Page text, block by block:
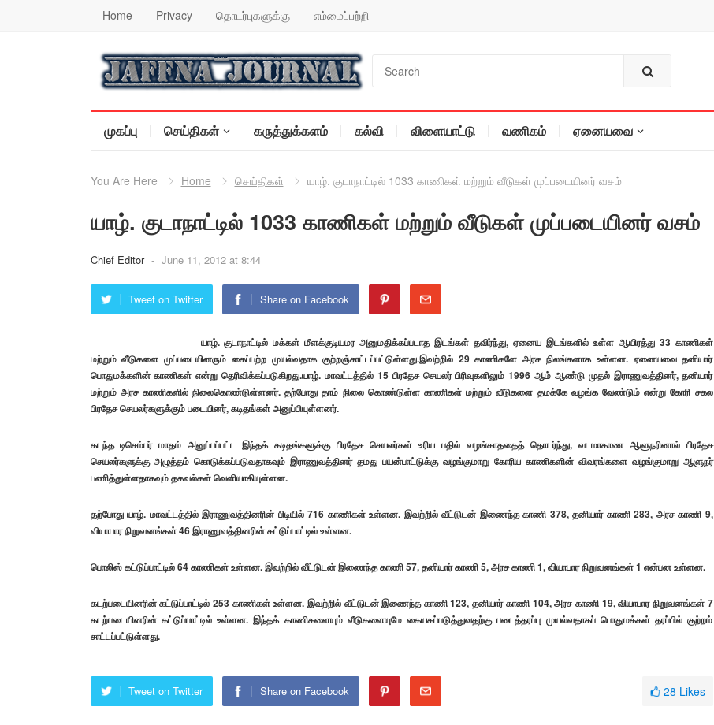
Home Privacy தொடர்புகளுக்கு எம்மைப்பற்றி
முகப்பு செய்திகள் கருத்துக்களம் கல்வி விளையாட்டு வணிகம் ஏனையவை
You Are Here Home செய்திகள் யாழ். குடாநாட்டில் 1033 காணிகள் மற்றும் வீடுகள் முப்படையினர் வசம்
யாழ். குடாநாட்டில் 1033 காணிகள் மற்றும் வீடுகள் முப்படையினர் வசம்
Chief Editor - June 11, 2012 at 8:44
Tweet on Twitter Share on Facebook
யாழ். குடாநாட்டில் மக்கள் மீளக்குடியமர அனுமதிக்கப்படாத இடங்கள் தவிர்ந்து, ஏனைய இடங்களில் உள்ள ஆயிரத்து 33 காணிகள்
மற்றும் வீடுகளை முப்படையினரும் கைப்பற்ற முயல்வதாக குற்றஞ்சாட்டப்பட்டுள்ளது.இவற்றில் 29 காணிகளே அரச நிலங்களாக உள்ளன. ஏனையவை தனியார்
பொதுமக்களின் காணிகள் என்று தெரிவிக்கப்படுகிறது.யாழ். மாவட்டத்தில் 15 பிரதேச செயலர் பிரிவுகளிலும் 1996 ஆம் ஆண்டு முதல் இராணுவத்தினர், தனியார்
மற்றும் அரச காணிகளில் நிலைகொண்டுள்ளனர். தற்போது தாம் நிலை கொண்டுள்ள காணிகள் மற்றும் வீடுகளை தமக்கே வழங்க வேண்டும் என்று கோரி சகல
பிரதேச செயலர்களுக்கும் படையினர், கடிதங்கள் அனுப்பியுள்ளனர்.
கடந்த டிசெம்பர் மாதம் அனுப்பப்பட்ட இந்தக் கடிதங்களுக்கு பிரதேச செயலர்கள் உரிய பதில் வழங்காததைத் தொடர்ந்து, வடமாகாண ஆளுநரினால் பிரதேச
செயலர்களுக்கு அழுத்தம் கொடுக்கப்படுவதாகவும் இராணுவத்தினர் தமது பயன்பாட்டுக்கு வழங்குமாறு கோரிய காணிகளின் விவரங்களை வழங்குமாறு ஆளுநர்
பணித்துள்ளதாகவும் தகவல்கள் வெளியாகியுள்ளன.
தற்போது யாழ். மாவட்டத்தில் இராணுவத்தினரின் பிடியில் 716 காணிகள் உள்ளன. இவற்றில் வீட்டுடன் இணைந்த காணி 378, தனியார் காணி 283, அரச காணி 9,
வியாபார நிறுவனங்கள் 46 இராணுவத்தினரின் கட்டுப்பாட்டில் உள்ளன.
பொலிஸ் கட்டுப்பாட்டில் 64 காணிகள் உள்ளன. இவற்றில் வீட்டுடன் இணைந்த காணி 57, தனியார் காணி 5, அரச காணி 1, வியாபார நிறுவனங்கள் 1 என்பன உள்ளன.
கடற்படையினரின் கட்டுப்பாட்டில் 253 காணிகள் உள்ளன. இவற்றில் வீட்டுடன் இணைந்த காணி 123, தனியார் காணி 104, அரச காணி 19, வியாபார நிறுவனங்கள் 7
கடற்படையினரின் கட்டுப்பாட்டில் உள்ளன. இந்தக் காணிகளையும் வீடுகளையுமே கையகப்படுத்துவதற்கு படைத்தரப்பு முயல்வதாகப் பொதுமக்கள் தரப்பில் குற்றம்
சாட்டப்பட்டுள்ளது.
Tweet on Twitter Share on Facebook 28 Likes